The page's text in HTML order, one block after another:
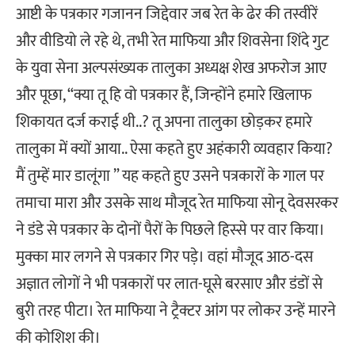
आष्टी के पत्रकार गजानन जिद्देवार जब रेत के ढेर की तस्वीरें
और वीडियो ले रहे थे, तभी रेत माफिया और शिवसेना शिंदे गुट
के युवा सेना अल्पसंख्यक तालुका अध्यक्ष शेख अफरोज आए
और पूछा, “क्या तू हि वो पत्रकार हैं, जिन्होंने हमारे खिलाफ
शिकायत दर्ज कराई थी..? तू अपना तालुका छोड़कर हमारे
तालुका में क्यों आया.. ऐसा कहते हुए अहंकारी व्यवहार किया?
मैं तुम्हें मार डालूंगा ” यह कहते हुए उसने पत्रकारों के गाल पर
तमाचा मारा और उसके साथ मौजूद रेत माफिया सोनू देवसरकर
ने डंडे से पत्रकार के दोनों पैरों के पिछले हिस्से पर वार किया।
मुक्का मार लगने से पत्रकार गिर पड़े। वहां मौजूद आठ-दस
अज्ञात लोगों ने भी पत्रकारों पर लात-घूसे बरसाए और डंडों से
बुरी तरह पीटा। रेत माफिया ने ट्रैक्टर आंग पर लोकर उन्हें मारने
की कोशिश की।